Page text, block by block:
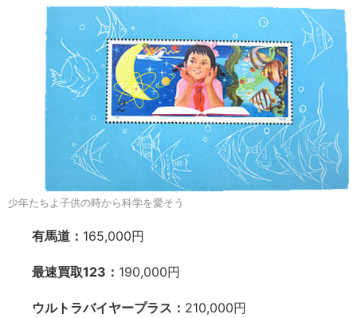
少年たちよ子供の時から科学を愛そう
有馬道： 165,000円
最速買取123： 190,000円
ウルトラバイヤープラス： 210,000円